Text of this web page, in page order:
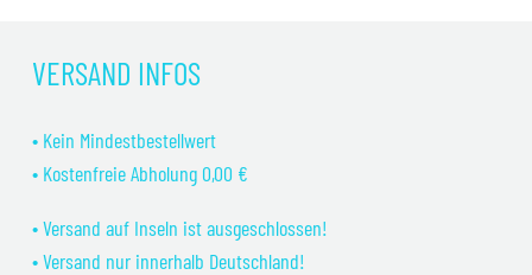
VERSAND INFOS
• Kein Mindestbestellwert
• Kostenfreie Abholung 0,00 €
• Versand auf Inseln ist ausgeschlossen!
• Versand nur innerhalb Deutschland!